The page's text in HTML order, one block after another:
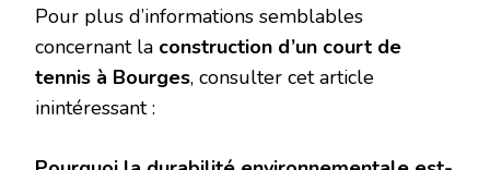
Pour plus d’informations semblables
concernant la construction d’un court de
tennis à Bourges, consulter cet article
inintéressant :